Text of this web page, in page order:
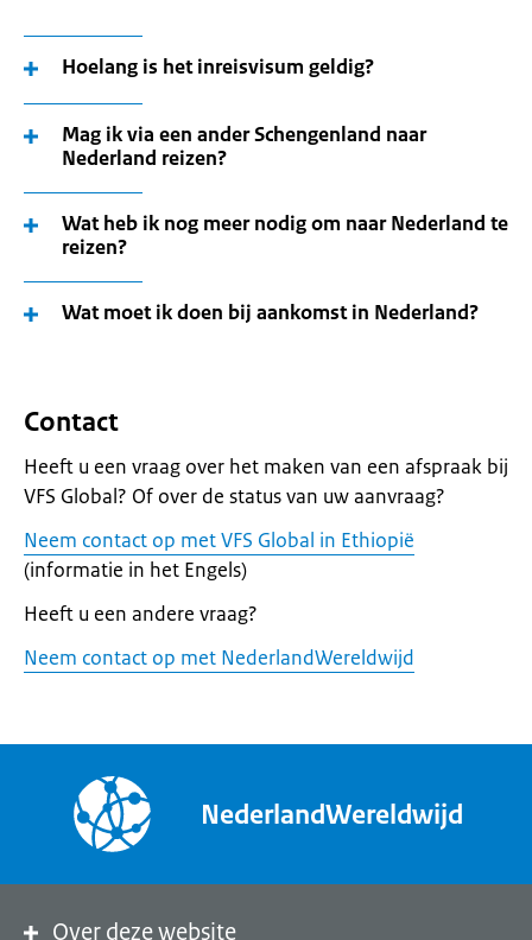
Hoelang is het inreisvisum geldig?
Mag ik via een ander Schengenland naar
Nederland reizen?
Wat heb ik nog meer nodig om naar Nederland te
reizen?
Wat moet ik doen bij aankomst in Nederland?
Contact
Heeft u een vraag over het maken van een afspraak bij
VFS Global? Of over de status van uw aanvraag?
Neem contact op met VFS Global in Ethiopië
(informatie in het Engels)
Heeft u een andere vraag?
Neem contact op met NederlandWereldwijd
NederlandWereldwijd
Over deze website